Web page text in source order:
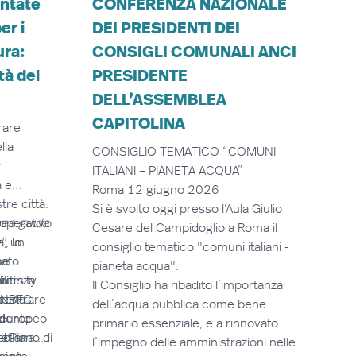
i
del
e
città.
guida
, lo
un
Piano di
CONFERENZA NAZIONALE
DEI PRESIDENTI DEI
CONSIGLI COMUNALI ANCI
PRESIDENTE
DELL’ASSEMBLEA
CAPITOLINA
CONSIGLIO TEMATICO “COMUNI
ITALIANI – PIANETA ACQUA”
Roma 12 giugno 2026
Si è svolto oggi presso l'Aula Giulio
Cesare del Campidoglio a Roma il
consiglio tematico "comuni italiani -
pianeta acqua".
Il Consiglio ha ribadito l’importanza
dell’acqua pubblica come bene
primario essenziale, e a rinnovato
l’impegno delle amministrazioni nelle